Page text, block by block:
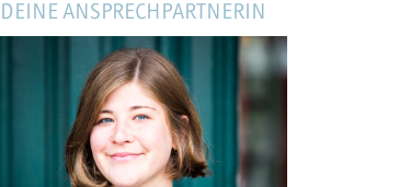
DEINE ANSPRECHPARTNERIN